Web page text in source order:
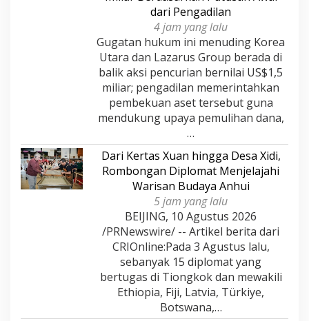
dari Pengadilan
4 jam yang lalu
Gugatan hukum ini menuding Korea
Utara dan Lazarus Group berada di
balik aksi pencurian bernilai US$1,5
miliar; pengadilan memerintahkan
pembekuan aset tersebut guna
mendukung upaya pemulihan dana,
…
Dari Kertas Xuan hingga Desa Xidi,
Rombongan Diplomat Menjelajahi
Warisan Budaya Anhui
5 jam yang lalu
BEIJING, 10 Agustus 2026
/PRNewswire/ -- Artikel berita dari
CRIOnline:Pada 3 Agustus lalu,
sebanyak 15 diplomat yang
bertugas di Tiongkok dan mewakili
Ethiopia, Fiji, Latvia, Türkiye,
Botswana,…